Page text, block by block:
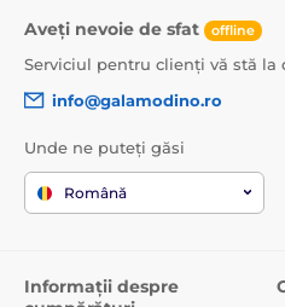
Aveți nevoie de sfat offline
Serviciul pentru clienți vă stă la
info@galamodino.ro
Unde ne puteți găsi
Română
Informații despre